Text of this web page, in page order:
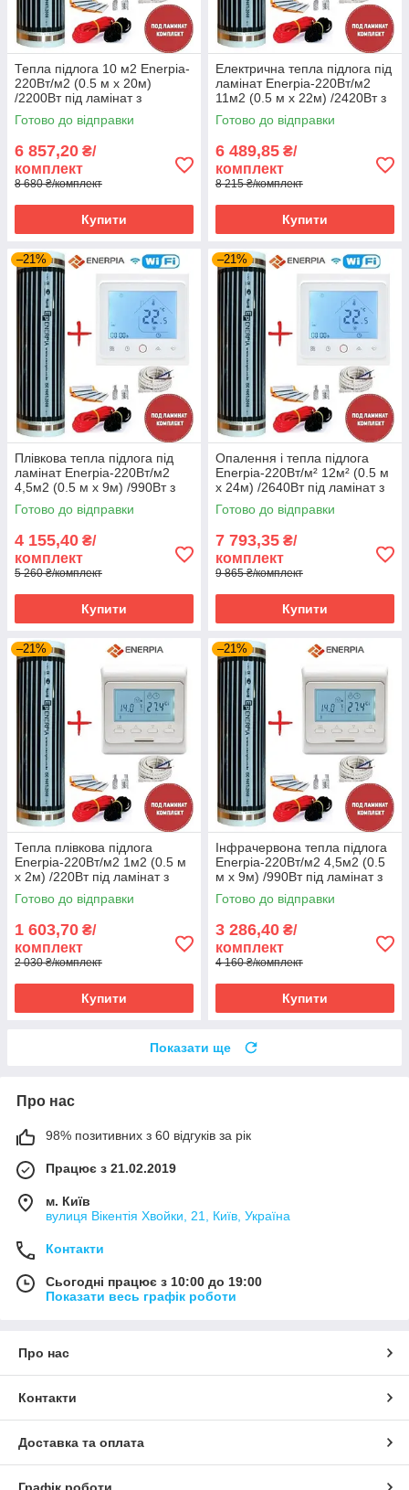
Тепла підлога 10 м2 Enerpia-
220Вт/м2 (0.5 м х 20м)
/2200Вт під ламінат з
терморегулятором TWE02
Wi-Fi
Готово до відправки
6 857,20 ₴/
комплект
8 680 ₴/комплект
Купити
Електрична тепла підлога під
ламінат Enerpia-220Вт/м2
11м2 (0.5 м х 22м) /2420Вт з
терморегулятором E 51
Готово до відправки
6 489,85 ₴/
комплект
8 215 ₴/комплект
Купити
–21%
Плівкова тепла підлога під
ламінат Enerpia-220Вт/м2
4,5м2 (0.5 м х 9м) /990Вт з
терморегулятором TWE02
Wi-Fi
Готово до відправки
4 155,40 ₴/
комплект
5 260 ₴/комплект
Купити
–21%
Опалення і тепла підлога
Enerpia-220Вт/м² 12м² (0.5 м
х 24м) /2640Вт під ламінат з
терморегулятором TWE02
Wi-Fi
Готово до відправки
7 793,35 ₴/
комплект
9 865 ₴/комплект
Купити
–21%
Тепла плівкова підлога
Enerpia-220Вт/м2 1м2 (0.5 м
х 2м) /220Вт під ламінат з
терморегулятором E 51
Готово до відправки
1 603,70 ₴/
комплект
2 030 ₴/комплект
Купити
–21%
Інфрачервона тепла підлога
Enerpia-220Вт/м2 4,5м2 (0.5
м х 9м) /990Вт під ламінат з
терморегулятором E 51
Готово до відправки
3 286,40 ₴/
комплект
4 160 ₴/комплект
Купити
Показати ще
Про нас
98% позитивних з 60 відгуків за рік
Працює з 21.02.2019
м. Київ
вулиця Вікентія Хвойки, 21, Київ, Україна
Контакти
Сьогодні працює з 10:00 до 19:00
Показати весь графік роботи
Про нас
Контакти
Доставка та оплата